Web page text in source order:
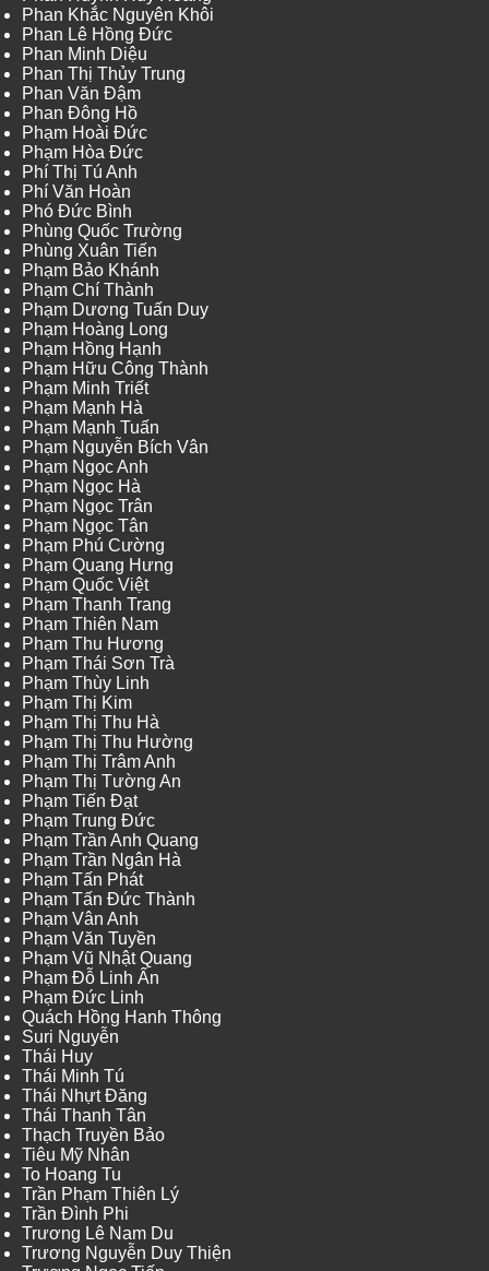
Phan Khắc Nguyên Khôi
Phan Lê Hồng Đức
Phan Minh Diệu
Phan Thị Thủy Trung
Phan Văn Đậm
Phan Đông Hồ
Phạm Hoài Đức
Phạm Hòa Đức
Phí Thị Tú Anh
Phí Văn Hoàn
Phó Đức Bình
Phùng Quốc Trường
Phùng Xuân Tiến
Phạm Bảo Khánh
Phạm Chí Thành
Phạm Dương Tuấn Duy
Phạm Hoàng Long
Phạm Hồng Hạnh
Phạm Hữu Công Thành
Phạm Minh Triết
Phạm Mạnh Hà
Phạm Mạnh Tuấn
Phạm Nguyễn Bích Vân
Phạm Ngọc Anh
Phạm Ngọc Hà
Phạm Ngọc Trân
Phạm Ngọc Tân
Phạm Phú Cường
Phạm Quang Hưng
Phạm Quốc Việt
Phạm Thanh Trang
Phạm Thiên Nam
Phạm Thu Hương
Phạm Thái Sơn Trà
Phạm Thùy Linh
Phạm Thị Kim
Phạm Thị Thu Hà
Phạm Thị Thu Hường
Phạm Thị Trâm Anh
Phạm Thị Tường An
Phạm Tiến Đạt
Phạm Trung Đức
Phạm Trần Anh Quang
Phạm Trần Ngân Hà
Phạm Tấn Phát
Phạm Tấn Đức Thành
Phạm Vân Anh
Phạm Văn Tuyền
Phạm Vũ Nhật Quang
Phạm Đỗ Linh Ấn
Phạm Đức Linh
Quách Hồng Hanh Thông
Suri Nguyễn
Thái Huy
Thái Minh Tú
Thái Nhựt Đăng
Thái Thanh Tân
Thạch Truyền Bảo
Tiêu Mỹ Nhân
To Hoang Tu
Trần Phạm Thiên Lý
Trần Đình Phi
Trương Lê Nam Du
Trương Nguyễn Duy Thiện